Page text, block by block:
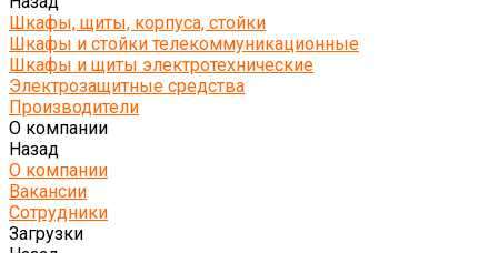
Шкафы, щиты, корпуса, стойки
Шкафы и стойки телекоммуникационные
Шкафы и щиты электротехнические
Электрозащитные средства
Производители
О компании
Назад
О компании
Вакансии
Сотрудники
Загрузки